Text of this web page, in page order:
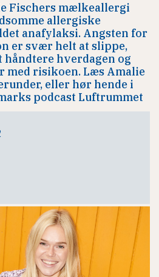
Fischers mælkeallergi
allergiske
anafylaksi. Angsten for
er svær helt at slippe,
hverdagen og
med risikoen. Læs Amalie
eller hør hende i
podcast Luftrummet